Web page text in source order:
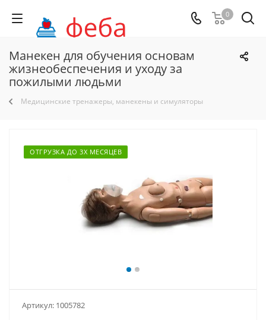
0
Манекен для обучения основам
жизнеобеспечения и уходу за
пожилыми людьми
Медицинские тренажеры, манекены и симуляторы
ОТГРУЗКА ДО 3Х МЕСЯЦЕВ
Артикул: 1005782